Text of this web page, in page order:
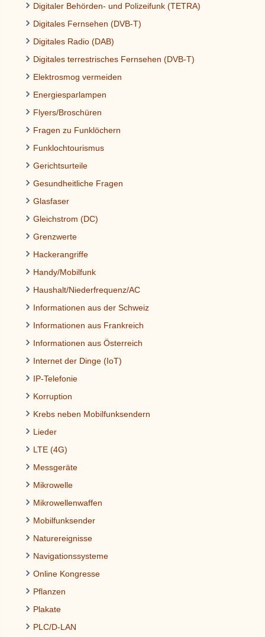
Digitaler Behörden- und Polizeifunk (TETRA)
Digitales Fernsehen (DVB-T)
Digitales Radio (DAB)
Digitales terrestrisches Fernsehen (DVB-T)
Elektrosmog vermeiden
Energiesparlampen
Flyers/Broschüren
Fragen zu Funklöchern
Funklochtourismus
Gerichtsurteile
Gesundheitliche Fragen
Glasfaser
Gleichstrom (DC)
Grenzwerte
Hackerangriffe
Handy/Mobilfunk
Haushalt/Niederfrequenz/AC
Informationen aus der Schweiz
Informationen aus Frankreich
Informationen aus Österreich
Internet der Dinge (IoT)
IP-Telefonie
Korruption
Krebs neben Mobilfunksendern
Lieder
LTE (4G)
Messgeräte
Mikrowelle
Mikrowellenwaffen
Mobilfunksender
Naturereignisse
Navigationssysteme
Online Kongresse
Pflanzen
Plakate
PLC/D-LAN